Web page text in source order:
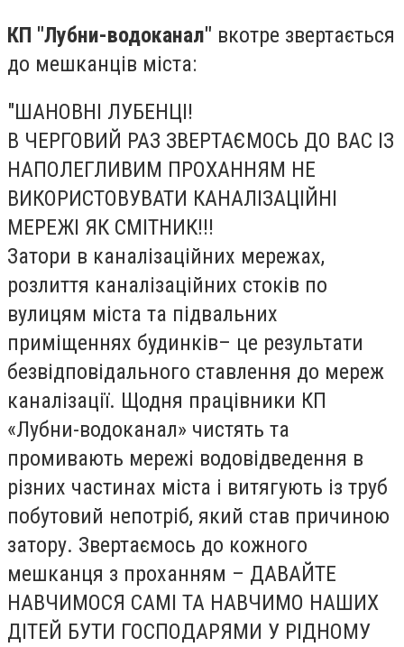
КП "Лубни-водоканал" вкотре звертається
до мешканців міста:
"ШАНОВНІ ЛУБЕНЦІ!
В ЧЕРГОВИЙ РАЗ ЗВЕРТАЄМОСЬ ДО ВАС ІЗ
НАПОЛЕГЛИВИМ ПРОХАННЯМ НЕ
ВИКОРИСТОВУВАТИ КАНАЛІЗАЦІЙНІ
МЕРЕЖІ ЯК СМІТНИК!!!
Затори в каналізаційних мережах,
розлиття каналізаційних стоків по
вулицям міста та підвальних
приміщеннях будинків– це результати
безвідповідального ставлення до мереж
каналізації. Щодня працівники КП
«Лубни-водоканал» чистять та
промивають мережі водовідведення в
різних частинах міста і витягують із труб
побутовий непотріб, який став причиною
затору. Звертаємось до кожного
мешканця з проханням – ДАВАЙТЕ
НАВЧИМОСЯ САМІ ТА НАВЧИМО НАШИХ
ДІТЕЙ БУТИ ГОСПОДАРЯМИ У РІДНОМУ